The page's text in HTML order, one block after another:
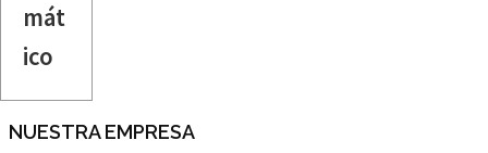
mát
ico
NUESTRA EMPRESA